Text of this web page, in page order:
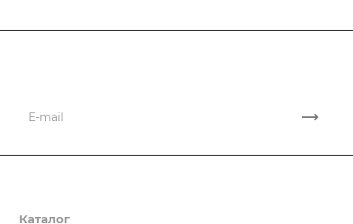
О компании
Каталог